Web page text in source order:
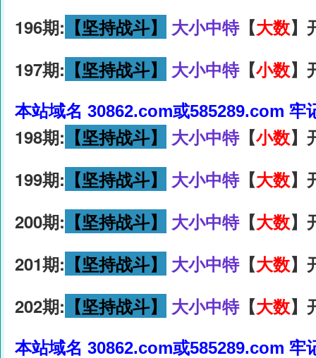
196期: 【坚持战斗】 大小中特【大数】
197期: 【坚持战斗】 大小中特【小数】
本站域名 30862.com或585289.com 牢
198期: 【坚持战斗】 大小中特【小数】
199期: 【坚持战斗】 大小中特【大数】
200期: 【坚持战斗】 大小中特【大数】
201期: 【坚持战斗】 大小中特【大数】
202期: 【坚持战斗】 大小中特【大数】
本站域名 30862.com或585289.com 牢